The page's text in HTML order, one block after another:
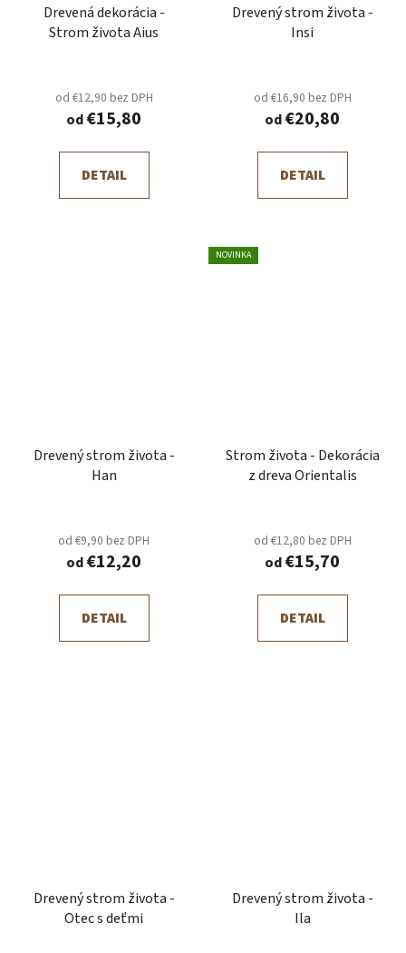
Drevená dekorácia -
Strom života Aius
od €12,90 bez DPH
od€15,80
DETAIL
Drevený strom života -
Insi
od €16,90 bez DPH
od€20,80
DETAIL
Drevený strom života -
Han
od €9,90 bez DPH
od€12,20
DETAIL
NOVINKA
Strom života - Dekorácia
z dreva Orientalis
od €12,80 bez DPH
od€15,70
DETAIL
Drevený strom života -
Otec s deťmi
Drevený strom života -
Ila